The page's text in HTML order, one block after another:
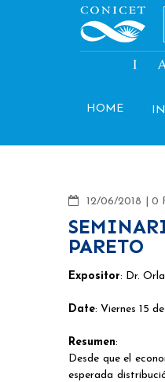
HOME
12/06/2018 0
PARETO
Expositor: Dr.
Date: Viernes 15
Resumen:
Desde que el
esperada